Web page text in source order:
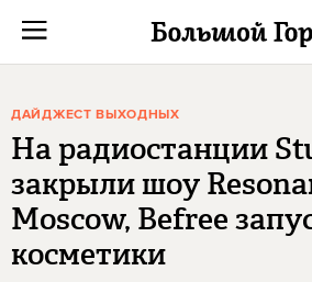
ДАЙДЖЕСТ ВЫХОДНЫХ
На радиостанции
закрыли шоу
Moscow, Befree
косметики